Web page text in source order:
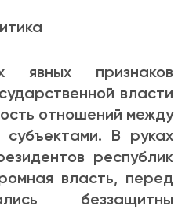
признаков
власти
отношений между
В руках
республик
власть, перед
беззащитны